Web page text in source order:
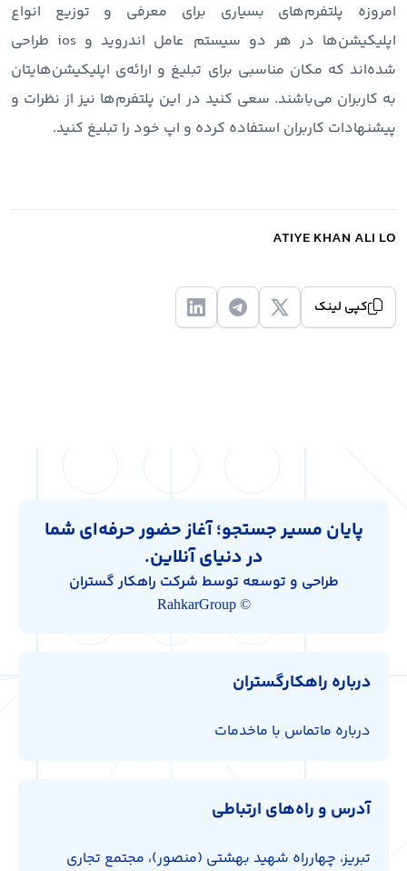
امروزه پلتفرم‌های بسیاری برای معرفی و توزیع انواع
اپلیکیشن‌ها در هر دو سیستم عامل اندروید و ios طراحی
شده‌اند که مکان مناسبی برای تبلیغ و ارائه‌ی اپلیکیشن‌هایتان
به کاربران می‌باشند. سعی کنید در این پلتفرم‌ها نیز از نظرات و
پیشنهادات کاربران استفاده کرده و اپ خود را تبلیغ کنید.
ATIYE KHAN ALI LO
کپی لینک
پایان مسیر جستجو؛ آغاز حضور حرفه‌ای شما
در دنیای آنلاین.
طراحی و توسعه توسط شرکت راهکار گستران
© RahkarGroup
درباره راهکارگستران
درباره ماتماس با ماخدمات
آدرس و راه‌های ارتباطی
تبریز، چهارراه شهید بهشتی (منصور)، مجتمع تجاری